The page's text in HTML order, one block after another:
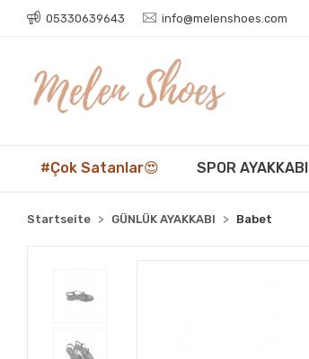
05330639643 info@melenshoes.com
#Çok Satanlar😍 SPOR AYAKKABI
Startseite GÜNLÜK AYAKKABI Babet